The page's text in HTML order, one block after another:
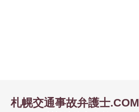
札幌交通事故弁護士.COM